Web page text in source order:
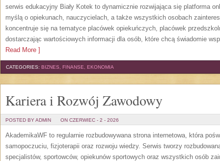
serwis edukacyjny Biały Kotek to dynamicznie rozwijająca się platforma
myślą o opiekunach, nauczycielach, a także wszystkich osobach
koncentruje się na tematyce placówek opiekuńczych, placówek
dostarczając wartościowych informacji dla osób, które chcą świadomie
Read More ]
CATEGORIES: BIZNES, FINANSE, EKONOMIA
Kariera i Rozwój Zawodowy
POSTED BY ADMIN ON CZERWIEC - 2 - 2026
AkademikaWF to regularnie rozbudowywana strona internetowa, która
samopoczuciu, fizjoterapii oraz rozwoju wiedzy. Serwis tworzy
specjalistów, sportowców, opiekunów sportowych oraz wszystkich osób